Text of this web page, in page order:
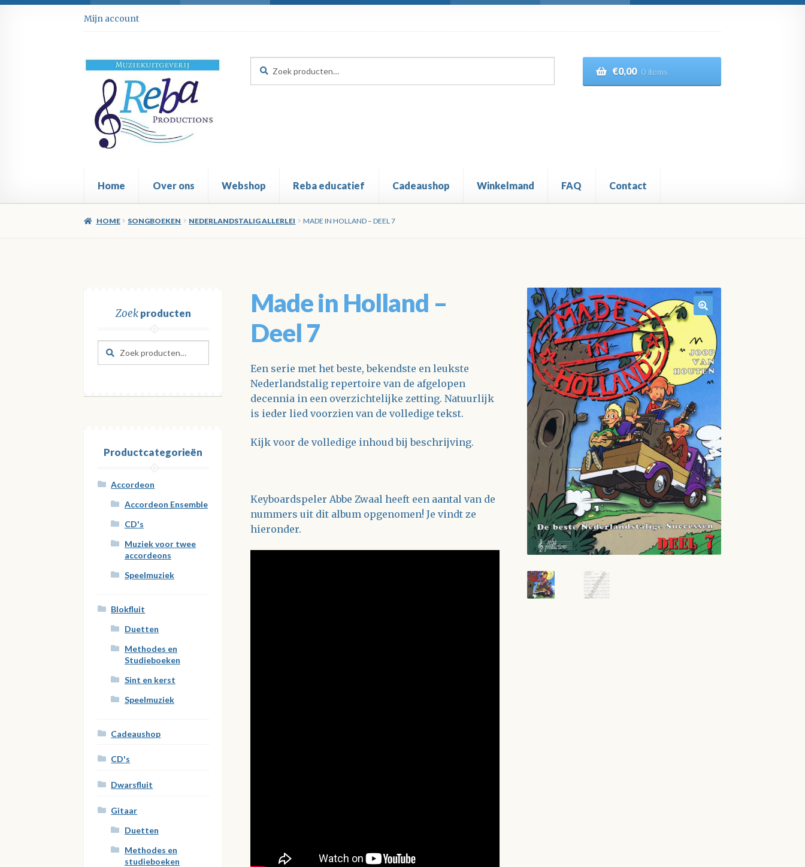
Ga
door
navigatie
Ga
direct
de
inhoud
Mijn account
naar:
€0,00 0 items
Home Over ons Webshop Reba educatief Cadeaushop Winkelmand FAQ Contact
HOME SONGBOEKEN NEDERLANDSTALIG ALLERLEI MADE IN HOLLAND – DEEL 7
Made in Holland –
Deel 7
Een serie met het beste, bekendste en leukste
Nederlandstalig repertoire van de afgelopen
decennia in een overzichtelijke zetting. Natuurlijk
is ieder lied voorzien van de volledige tekst.
Kijk voor de volledige inhoud bij beschrijving.
Keyboardspeler Abbe Zwaal heeft een aantal van de
nummers uit dit album opgenomen! Je vindt ze
hieronder.
Zoekproducten
Zoeken
naar:
Zoeken
Productcategorieën
Accordeon
Accordeon Ensemble
CD's
Muziek voor twee
accordeons
Speelmuziek
Blokfluit
Duetten
Methodes en
Studieboeken
Sint en kerst
Speelmuziek
Cadeaushop
CD's
Dwarsfluit
Gitaar
Duetten
Methodes en
studieboeken